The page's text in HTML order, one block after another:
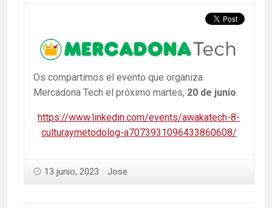
Os compartimos el evento que organiza
Mercadona Tech el próximo martes, 20 de junio
https://www.linkedin.com/events/awakatech-8-
culturaymetodolog-a7073931096433860608/
13 junio, 2023 Jose